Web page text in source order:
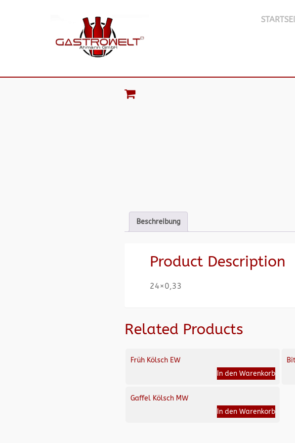
Beschreibung
Product Description
24×0,33
Related Products
Früh Kölsch EW
In den Warenkorb
Gaffel Kölsch MW
In den Warenkorb